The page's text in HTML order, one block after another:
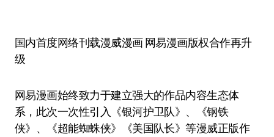
国内首度网络刊载漫威漫画 网易漫画版权合作再升
级
网易漫画始终致力于建立强大的作品内容生态体
系，此次一次性引入《银河护卫队》、《钢铁
侠》、《超能蜘蛛侠》《美国队长》等漫威正版作